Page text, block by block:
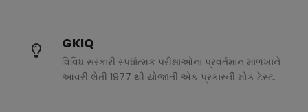
GKIQ
વિવિધ સરકારી સ્પર્ધાત્મક પરીક્ષાઓના પ્રવર્તમાન માળખાને
આવરી લેતી 1977 થી યોજાતી એક પ્રકારની મોક ટેસ્ટ.